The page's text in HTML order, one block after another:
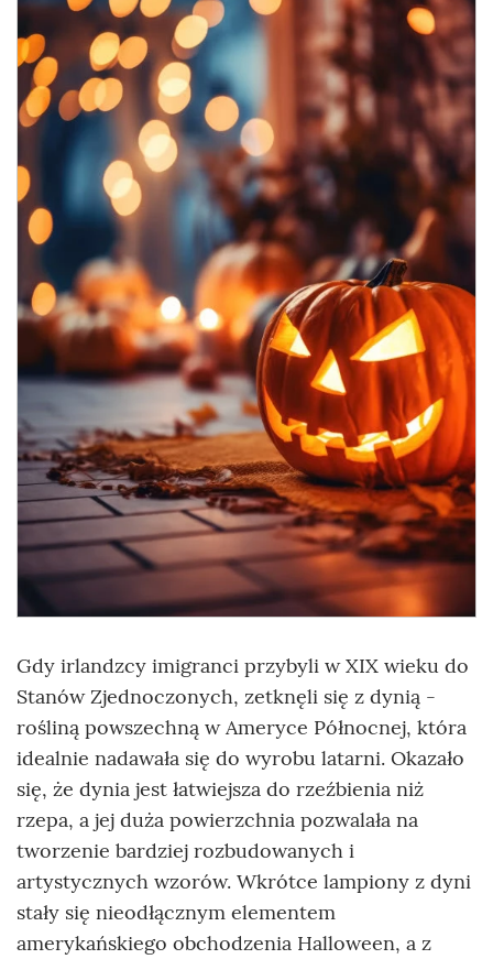
Gdy irlandzcy imigranci przybyli w XIX wieku do
Stanów Zjednoczonych, zetknęli się z dynią -
rośliną powszechną w Ameryce Północnej, która
idealnie nadawała się do wyrobu latarni. Okazało
się, że dynia jest łatwiejsza do rzeźbienia niż
rzepa, a jej duża powierzchnia pozwalała na
tworzenie bardziej rozbudowanych i
artystycznych wzorów. Wkrótce lampiony z dyni
stały się nieodłącznym elementem
amerykańskiego obchodzenia Halloween, a z